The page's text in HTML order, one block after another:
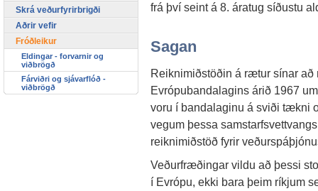
frá því seint á 8. áratug síðustu
Sagan
Reiknimiðstöðin á rætur sínar
Evrópubandalagins árið 1967
voru í bandalaginu á sviði tækni
vegum þessa
reiknimiðstöð fyrir
Veðurfræðingar vildu að þessi
í Evrópu, ekki bara þeim ríkjum
Skrá veðurfyrirbrigði
Aðrir vefir
Fróðleikur
Eldingar - forvarnir og
viðbrögð
Fárviðri og sjávarflóð -
viðbrögð